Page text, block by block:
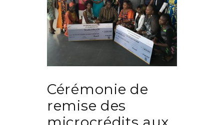
Cérémonie de
remise des